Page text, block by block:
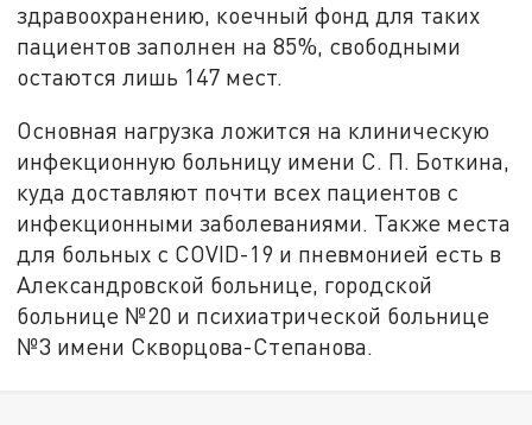
здравоохранению, коечный фонд для таких
пациентов заполнен на 85%, свободными
остаются лишь 147 мест.
Основная нагрузка ложится на клиническую
инфекционную больницу имени С. П. Боткина,
куда доставляют почти всех пациентов с
инфекционными заболеваниями. Также места
для больных с COVID-19 и пневмонией есть в
Александровской больнице, городской
больнице №20 и психиатрической больнице
№3 имени Скворцова-Степанова.